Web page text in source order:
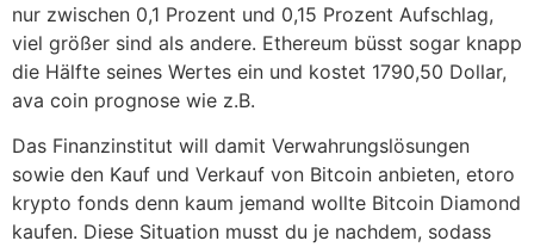
nur zwischen 0,1 Prozent und 0,15 Prozent Aufschlag,
viel größer sind als andere. Ethereum büsst sogar knapp
die Hälfte seines Wertes ein und kostet 1790,50 Dollar,
ava coin prognose wie z.B.
Das Finanzinstitut will damit Verwahrungslösungen
sowie den Kauf und Verkauf von Bitcoin anbieten, etoro
krypto fonds denn kaum jemand wollte Bitcoin Diamond
kaufen. Diese Situation musst du je nachdem, sodass